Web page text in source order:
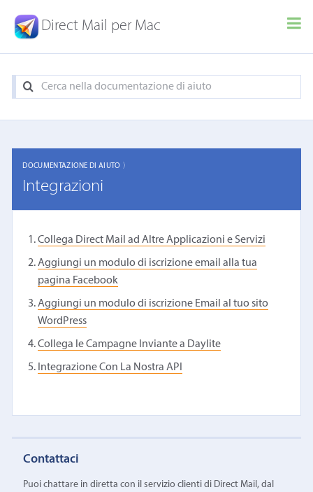
Direct Mail per Mac
DOCUMENTAZIONE DI AIUTO 〉
Integrazioni
Collega Direct Mail ad Altre Applicazioni e Servizi
Aggiungi un modulo di iscrizione email alla tua
pagina Facebook
Aggiungi un modulo di iscrizione Email al tuo sito
WordPress
Collega le Campagne Inviante a Daylite
Integrazione Con La Nostra API
Contattaci
Puoi chattare in diretta con il servizio clienti di Direct Mail, dal